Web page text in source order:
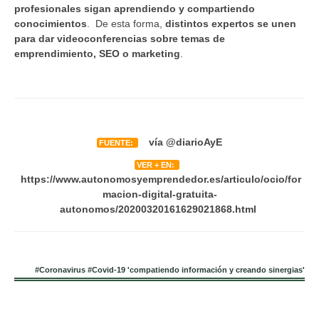
profesionales sigan aprendiendo y compartiendo
conocimientos . De esta forma, distintos expertos se unen
para dar videoconferencias sobre temas de
emprendimiento, SEO o marketing
FUENTE: vía @diarioAyE
VER + EN:
https://www.autonomosyemprendedor.es/articulo/ocio/for
macion-digital-gratuita-
autonomos/20200320161629021868.html
#Coronavirus #Covid-19 'compatiendo información y creando sinergias'